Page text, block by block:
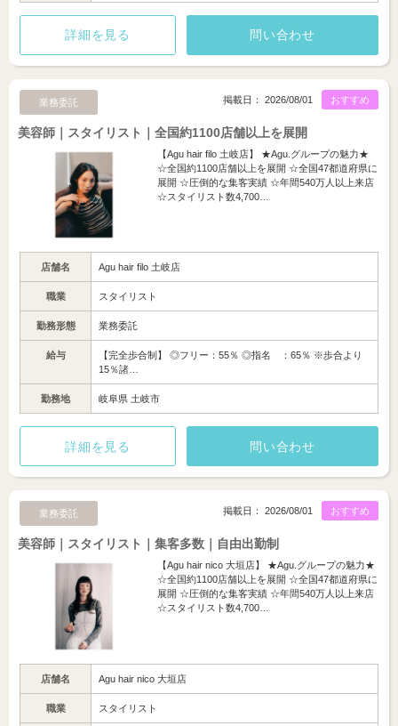
詳細を見る 問い合わせ
業務委託 おすすめ
掲載日： 2026/08/01
美容師｜スタイリスト｜全国約1100店舗以上を展開
【Agu hair filo 土岐店】 ★Agu.グループの魅力★
☆全国約1100店舗以上を展開 ☆全国47都道府県に
展開 ☆圧倒的な集客実績 ☆年間540万人以上来店
☆スタイリスト数4,700…
店舗名 Agu hair filo 土岐店
職業 スタイリスト
勤務形態 業務委託
給与
【完全歩合制】 ◎フリー：55％ ◎指名 ：65％ ※歩合より
15％諸…
勤務地 岐阜県 土岐市
詳細を見る 問い合わせ
業務委託 おすすめ
掲載日： 2026/08/01
美容師｜スタイリスト｜集客多数｜自由出勤制
【Agu hair nico 大垣店】 ★Agu.グループの魅力★
☆全国約1100店舗以上を展開 ☆全国47都道府県に
展開 ☆圧倒的な集客実績 ☆年間540万人以上来店
☆スタイリスト数4,700…
店舗名 Agu hair nico 大垣店
職業 スタイリスト